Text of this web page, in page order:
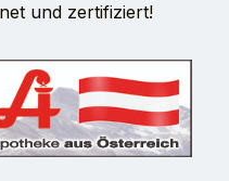
und zertifiziert!